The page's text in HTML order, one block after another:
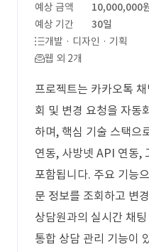
예상 금액
10,000,000
예상 기간
30일
개발 · 디자인 · 기획
웹 외 2개
프로젝트는 카카오톡
회 및 변경 요청을 자동
하며, 핵심 기술 스택으
연동, 사방넷 API 연동,
포함됩니다. 주요 기능
문 정보를 조회하고 변
상담원과의 실시간 채
통합 상담 관리 기능이